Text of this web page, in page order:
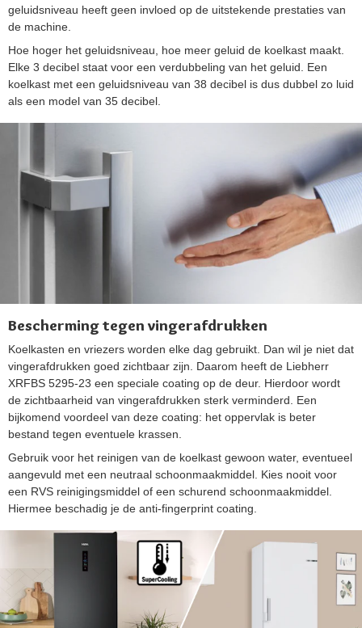
geluidsniveau heeft geen invloed op de uitstekende prestaties van
de machine.
Hoe hoger het geluidsniveau, hoe meer geluid de koelkast maakt.
Elke 3 decibel staat voor een verdubbeling van het geluid. Een
koelkast met een geluidsniveau van 38 decibel is dus dubbel zo luid
als een model van 35 decibel.
Bescherming tegen vingerafdrukken
Koelkasten en vriezers worden elke dag gebruikt. Dan wil je niet dat
vingerafdrukken goed zichtbaar zijn. Daarom heeft de Liebherr
XRFBS 5295-23 een speciale coating op de deur. Hierdoor wordt
de zichtbaarheid van vingerafdrukken sterk verminderd. Een
bijkomend voordeel van deze coating: het oppervlak is beter
bestand tegen eventuele krassen.
Gebruik voor het reinigen van de koelkast gewoon water, eventueel
aangevuld met een neutraal schoonmaakmiddel. Kies nooit voor
een RVS reinigingsmiddel of een schurend schoonmaakmiddel.
Hiermee beschadig je de anti-fingerprint coating.